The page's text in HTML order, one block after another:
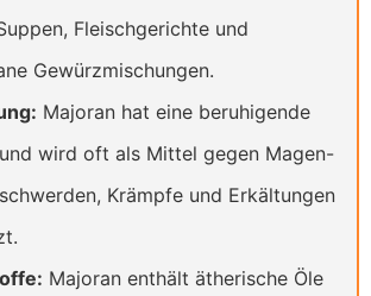
Fleischgerichte und
Gewürzmischungen.
Majoran hat eine beruhigende
wird oft als Mittel gegen Magen-
Krämpfe und Erkältungen
Majoran enthält ätherische Öle